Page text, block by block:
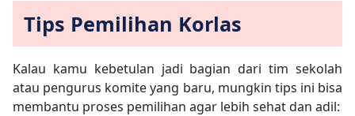
Tips Pemilihan Korlas
Kalau kamu kebetulan jadi bagian dari tim sekolah
atau pengurus komite yang baru, mungkin tips ini bisa
membantu proses pemilihan agar lebih sehat dan adil: